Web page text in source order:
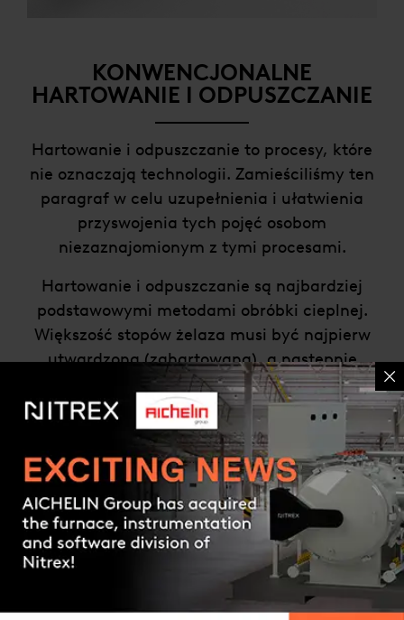
KONWENCJONALNE
HARTOWANIE I ODPUSZCZANIE
Hartowanie i odpuszczanie to procesy, które
nie oznaczają technologii. Zamieściliśmy ten
paragraf w celu uzupełnienia i ułatwienia
przyswojenia tych pojęć osobom
niezaznajomionym z tymi procesami.
Hartowanie i odpuszczanie są najbardziej
podstawowymi metodami obróbki cieplnej.
Większość stopów żelaza musi być najpierw
utwardzona (zahartowana), a następnie
odpuszczona do odpowiedniej twardości.
Wyrażenie „hartowanie i odpuszczanie” jest
tak zakorzenione, że niektórzy zapominają,
iż oba te procesy są wykonywane w różnych
piecach, a części są przenoszone z jednego
do drugiego tak szybko, jak to możliwe.
Hartowanie i odpuszczanie jest opisane
oddzielnie w tej części.
Contact us